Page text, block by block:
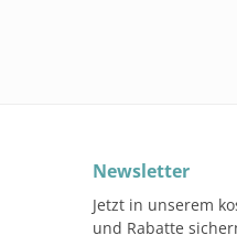
Newsletter
Jetzt in unserem
und Rabatte